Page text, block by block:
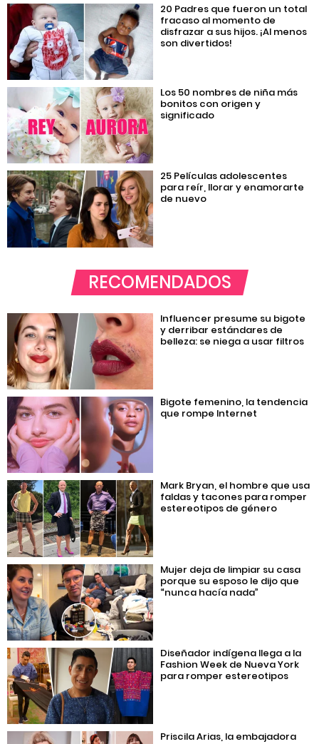
20 Padres que fueron un total
fracaso al momento de
disfrazar a sus hijos. ¡Al menos
son divertidos!
Los 50 nombres de niña más
bonitos con origen y
significado
25 Películas adolescentes
para reír, llorar y enamorarte
de nuevo
RECOMENDADOS
Influencer presume su bigote
y derribar estándares de
belleza: se niega a usar filtros
Bigote femenino, la tendencia
que rompe Internet
Mark Bryan, el hombre que usa
faldas y tacones para romper
estereotipos de género
Mujer deja de limpiar su casa
porque su esposo le dijo que
“nunca hacía nada”
Diseñador indígena llega a la
Fashion Week de Nueva York
para romper estereotipos
Priscila Arias, la embajadora